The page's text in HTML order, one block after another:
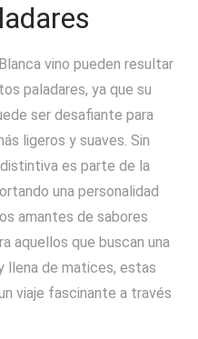
vino pueden resultar
paladares, ya que su
ser desafiante para
ligeros y suaves. Sin
es parte de la
una personalidad
amantes de sabores
aquellos que buscan una
llena de matices, estas
viaje fascinante a través